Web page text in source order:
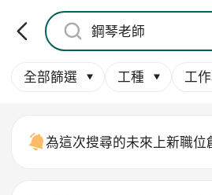
全部篩選 工種 工
為這次搜尋的未來上新職位